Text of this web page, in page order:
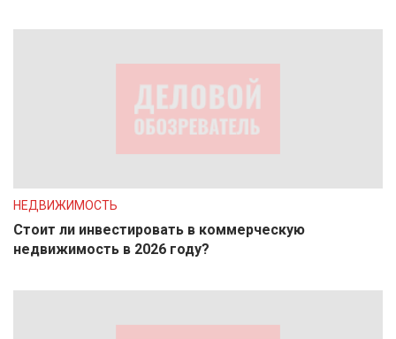
НЕДВИЖИМОСТЬ
Стоит ли инвестировать в коммерческую
недвижимость в 2026 году?